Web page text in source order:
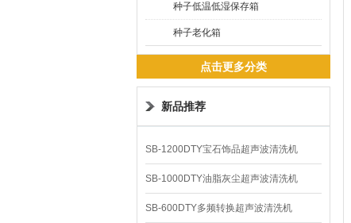
种子低温低湿保存箱
种子老化箱
点击更多分类
新品推荐
SB-1200DTY宝石饰品超声波清洗机
SB-1000DTY油脂灰尘超声波清洗机
SB-600DTY多频转换超声波清洗机